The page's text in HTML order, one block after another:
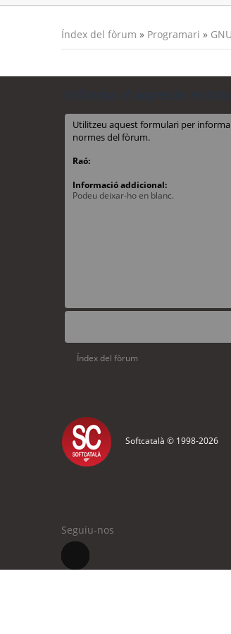
Índex del fòrum » Programari »
Utilitzeu aquest formulari per
normes del fòrum.
Raó:
Informació addicional:
Podeu deixar-ho en blanc.
Índex del fòrum
Softcatalà © 1998-2026
Seguiu-nos